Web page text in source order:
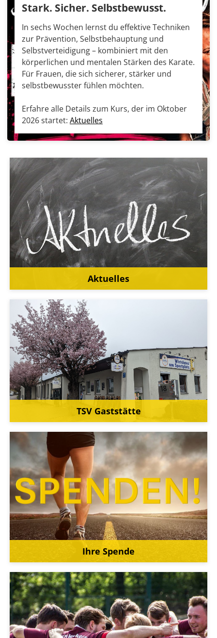
Stark. Sicher. Selbstbewusst.
In sechs Wochen lernst du effektive Techniken
zur Prävention, Selbstbehauptung und
Selbstverteidigung – kombiniert mit den
körperlichen und mentalen Stärken des Karate.
Für Frauen, die sich sicherer, stärker und
selbstbewusster fühlen möchten.
Erfahre alle Details zum Kurs, der im Oktober
2026 startet: Aktuelles
Aktuelles
TSV Gaststätte
Ihre Spende